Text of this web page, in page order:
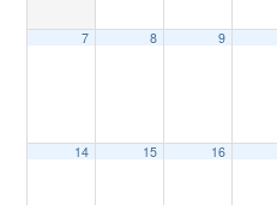
7 8 9
14 15 16